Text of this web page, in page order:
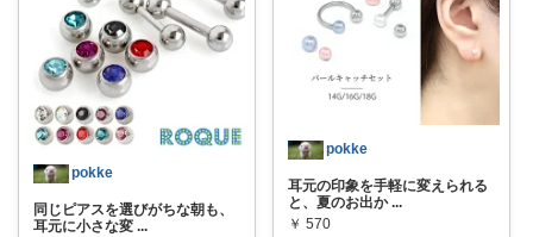
pokke
同じピアスを選びがちな朝も、
耳元に小さな変 ...
pokke
耳元の印象を手軽に変えられる
と、夏のお出か ...
￥ 570